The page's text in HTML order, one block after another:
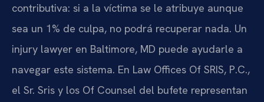
contributiva: si a la víctima se le atribuye aunque
sea un 1% de culpa, no podrá recuperar nada. Un
injury lawyer en Baltimore, MD puede ayudarle a
navegar este sistema. En Law Offices Of SRIS, P.C.,
el Sr. Sris y los Of Counsel del bufete representan